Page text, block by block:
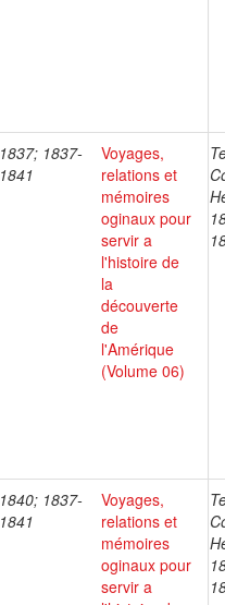
1837; 1837-
1841
Voyages,
relations et
mémoires
oginaux pour
servir a
l'histoire de
la
découverte
de
l'Amérique
(Volume 06)
1840; 1837-
1841
Voyages,
relations et
mémoires
oginaux pour
servir a